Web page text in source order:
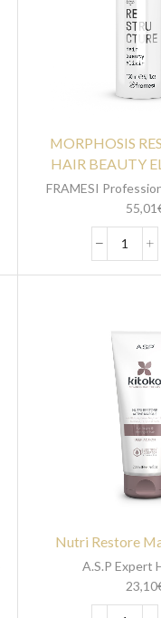
MORPHOSIS
HAIR BEAUTY
FRAMESI
55,01
Nutri Restore
A.S.P Expert
23,10